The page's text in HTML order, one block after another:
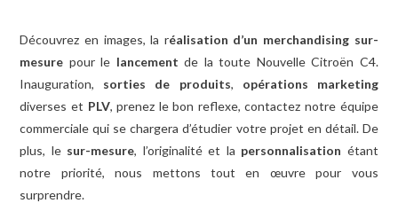
Découvrez en images, la réalisation d’un merchandising sur-
mesure pour le lancement de la toute Nouvelle Citroën C4.
Inauguration, sorties de produits, opérations marketing
diverses et PLV, prenez le bon reflexe, contactez notre équipe
commerciale qui se chargera d’étudier votre projet en détail. De
plus, le sur-mesure, l’originalité et la personnalisation étant
notre priorité, nous mettons tout en œuvre pour vous
surprendre.